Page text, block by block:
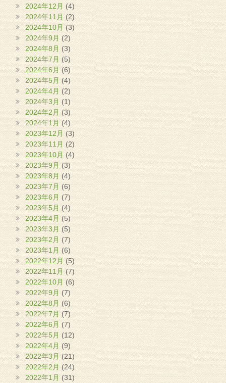
2024年12月 (4)
2024年11月 (2)
2024年10月(3)
2024年9月(2)
2024年8月 (3)
2024年7月 (5)
2024年6月 (6)
2024年5月 (4)
2024年4月 (2)
2024年3月 (1)
2024年2月 (3)
2024年1月 (4)
2023年12月 (3)
2023年11月 (2)
2023年10月 (4)
2023年9月 (3)
2023年8月 (4)
2023年7月 (6)
2023年6月 (7)
2023年5月 (4)
2023年4月 (5)
2023年3月(5)
2023年2月 (7)
2023年1月 (6)
2022年12月(5)
2022年11月(7)
2022年10月 (6)
2022年9月 (7)
2022年8月 (6)
2022年7月 (7)
2022年6月 (7)
2022年5月 (12)
2022年4月 (9)
2022年3月 (21)
2022年2月 (24)
2022年1月(31)